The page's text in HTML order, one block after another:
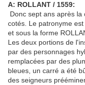
A: ROLLANT / 1559:
Donc sept ans après
cotés. Le patronyme
et sous la forme
Les deux portions de
par des personnages
remplacées par des
bleues, un carré a été
des seigneurs